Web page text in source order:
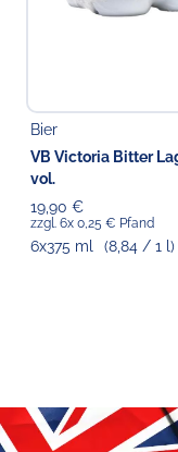
Bier
VB Victoria Bitter
vol.
19,90 €
zzgl. 6x 0,25 € Pfand
6x375 ml (8,84 / 1 l)